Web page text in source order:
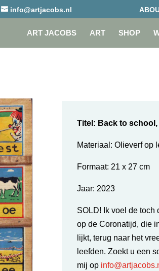
info@artjacobs.nl
ART JACOBS ART SHOP
Titel: Back to
Materiaal: Olieverf op
Formaat: 21 x 27 cm
Jaar: 2023
SOLD! Ik voel de toch
op de Coronatijd, die
lijkt, terug naar het
leefden. Zoekt u een
mij op